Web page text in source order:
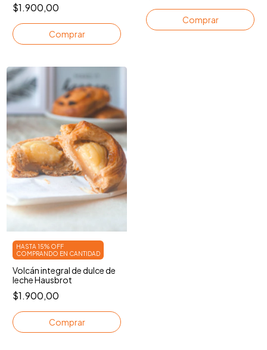
$1.900,00
HASTA 15% OFF
COMPRANDO EN CANTIDAD
Volcán integral de dulce de
leche Hausbrot
$1.900,00